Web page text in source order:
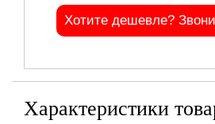
Хотите дешевле?
Характеристики